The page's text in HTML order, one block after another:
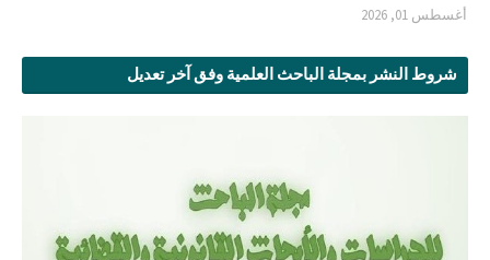
أغسطس 01, 2026
شروط النشر بمجلة الباحث العلمية وفق آخر تعديل